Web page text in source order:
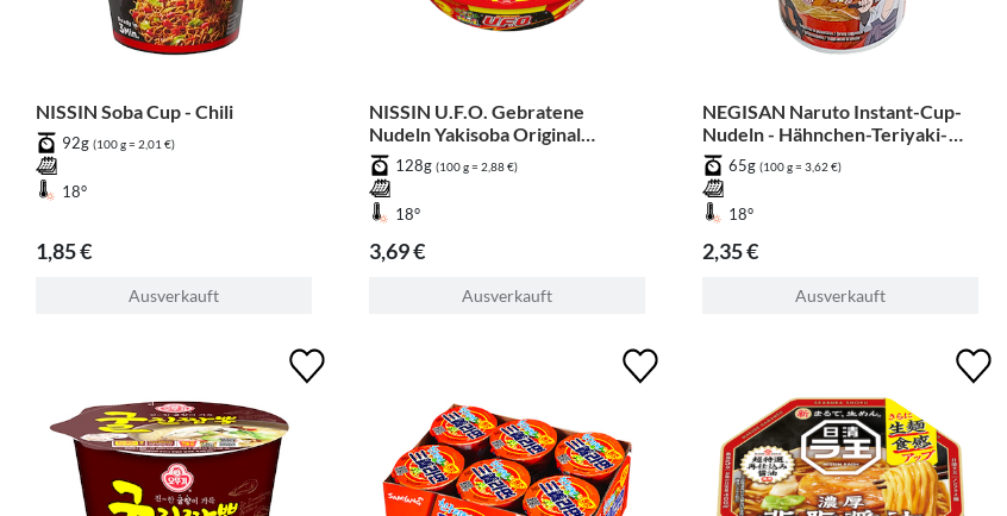
NISSIN Soba Cup - Chili
92g (100 g = 2,01 €)
18°
1,85 €
Ausverkauft
NISSIN U.F.O. Gebratene
Nudeln Yakisoba Original
Großer Becher
128g (100 g = 2,88 €)
18°
3,69 €
Ausverkauft
NEGISAN Naruto Instant-Cup-
Nudeln - Hähnchen-Teriyaki-
Geschmack
65g (100 g = 3,62 €)
18°
2,35 €
Ausverkauft